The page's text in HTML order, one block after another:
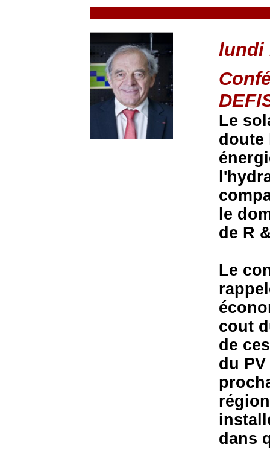
lundi
Le
doute
le
de R
Le
cout
de
du
dans